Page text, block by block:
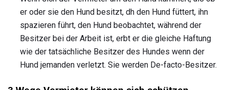
er oder sie den Hund besitzt, dh den Hund füttert, ihn
spazieren führt, den Hund beobachtet, während der
Besitzer bei der Arbeit ist, erbt er die gleiche Haftung
wie der tatsächliche Besitzer des Hundes wenn der
Hund jemanden verletzt. Sie werden De-facto-Besitzer.